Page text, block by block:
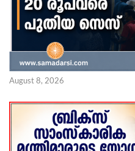
August 8, 2026